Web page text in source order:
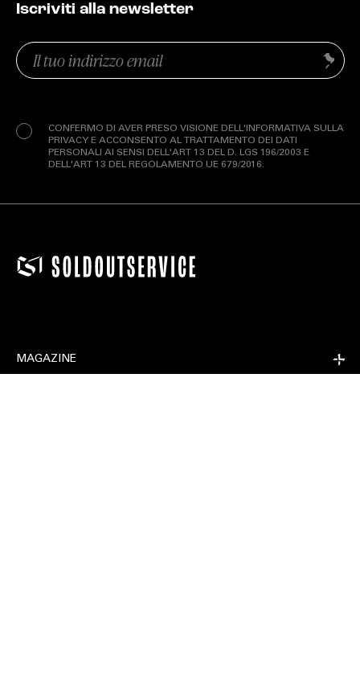
RELEASE
CONDIVIDI SU
Iscriviti alla newsletter
Email
(Obbligatorio)
CONFERMO DI AVER PRESO VISIONE DELL'INFORMATIVA SULLA
PRIVACY E ACCONSENTO AL TRATTAMENTO DEI DATI
PERSONALI AI SENSI DELL'ART 13 DEL D. LGS 196/2003 E
DELL'ART 13 DEL REGOLAMENTO UE 679/2016.
Invia
MAGAZINE